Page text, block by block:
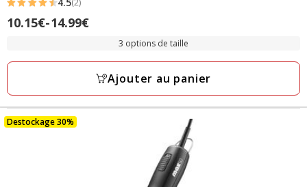
4.5
étoiles
2
(2)
Prix
à
14.99€
10.15€-14.99€
3 options de taille
Ajouter au panier
Destockage 30%